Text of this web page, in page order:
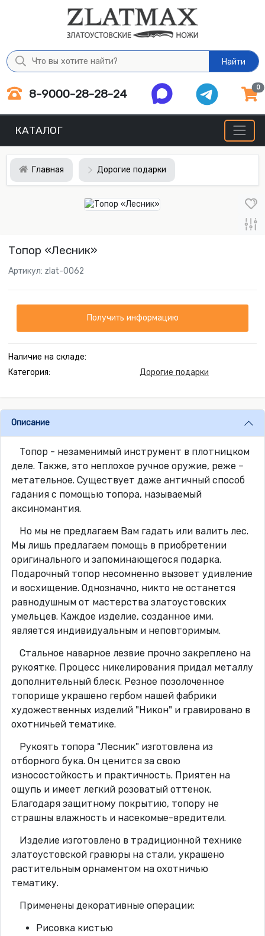
Найти
8-9000-28-28-24 0
КАТАЛОГ
Главная Дорогие подарки
Топор «Лесник»
Артикул: zlat-0062
Получить информацию
Наличие на складе:
Категория:
Дорогие подарки
Описание
Топор - незаменимый инструмент в плотницком
деле. Также, это неплохое ручное оружие, реже –
метательное. Существует даже античный способ
гадания с помощью топора, называемый
аксиномантия.
Но мы не предлагаем Вам гадать или валить лес.
Мы лишь предлагаем помощь в приобретении
оригинального и запоминающегося подарка.
Подарочный топор несомненно вызовет удивление
и восхищение. Однозначно, никто не останется
равнодушным от мастерства златоустовских
умельцев. Каждое изделие, созданное ими,
является индивидуальным и неповторимым.
Стальное наварное лезвие прочно закреплено на
рукоятке. Процесс никелирования придал металлу
дополнительный блеск. Резное позолоченное
топорище украшено гербом нашей фабрики
художественных изделий "Никон" и гравировано в
охотничьей тематике.
Рукоять топора "Лесник" изготовлена из
отборного бука. Он ценится за свою
износостойкость и практичность. Приятен на
ощупь и имеет легкий розоватый оттенок.
Благодаря защитному покрытию, топору не
страшны влажность и насекомые-вредители.
Изделие изготовлено в традиционной технике
златоустовской гравюры на стали, украшено
растительным орнаментом на охотничью
тематику.
Применены декоративные операции:
Рисовка кистью